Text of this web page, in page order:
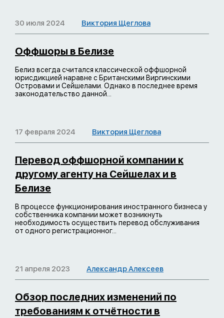
30 июля 2024 Виктория Щеглова
Оффшоры в Белизе
Белиз всегда считался классической оффшорной
юрисдикцией наравне с Британскими Виргинскими
Островами и Сейшелами. Однако в последнее время
законодательство данной...
17 февраля 2024 Виктория Щеглова
Перевод оффшорной компании к
другому агенту на Сейшелах и в
Белизе
В процессе функционирования иностранного бизнеса у
собственника компании может возникнуть
необходимость осуществить перевод обслуживания
от одного регистрационног...
21 апреля 2023 Александр Алексеев
Обзор последних изменений по
требованиям к отчётности в